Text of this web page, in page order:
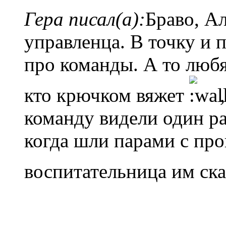
Гера писал(а):Браво,
управленца. В точку и
про команды. А то
кто крючком вяжет
,
команду видели один
когда шли парами с
воспитательница им